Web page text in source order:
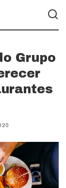
Grupo